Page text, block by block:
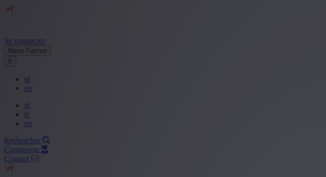
Se connecter
Menu Fermer
fr
nl
en
nl
fr
en
Rechercher
Connexion
Contact